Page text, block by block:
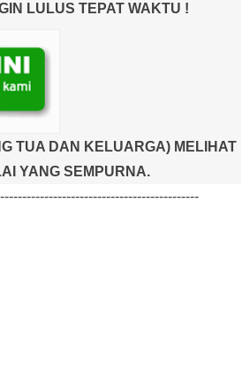
LULUS TEPAT WAKTU !
TUA DAN KELUARGA) MELIHAT
YANG SEMPURNA.